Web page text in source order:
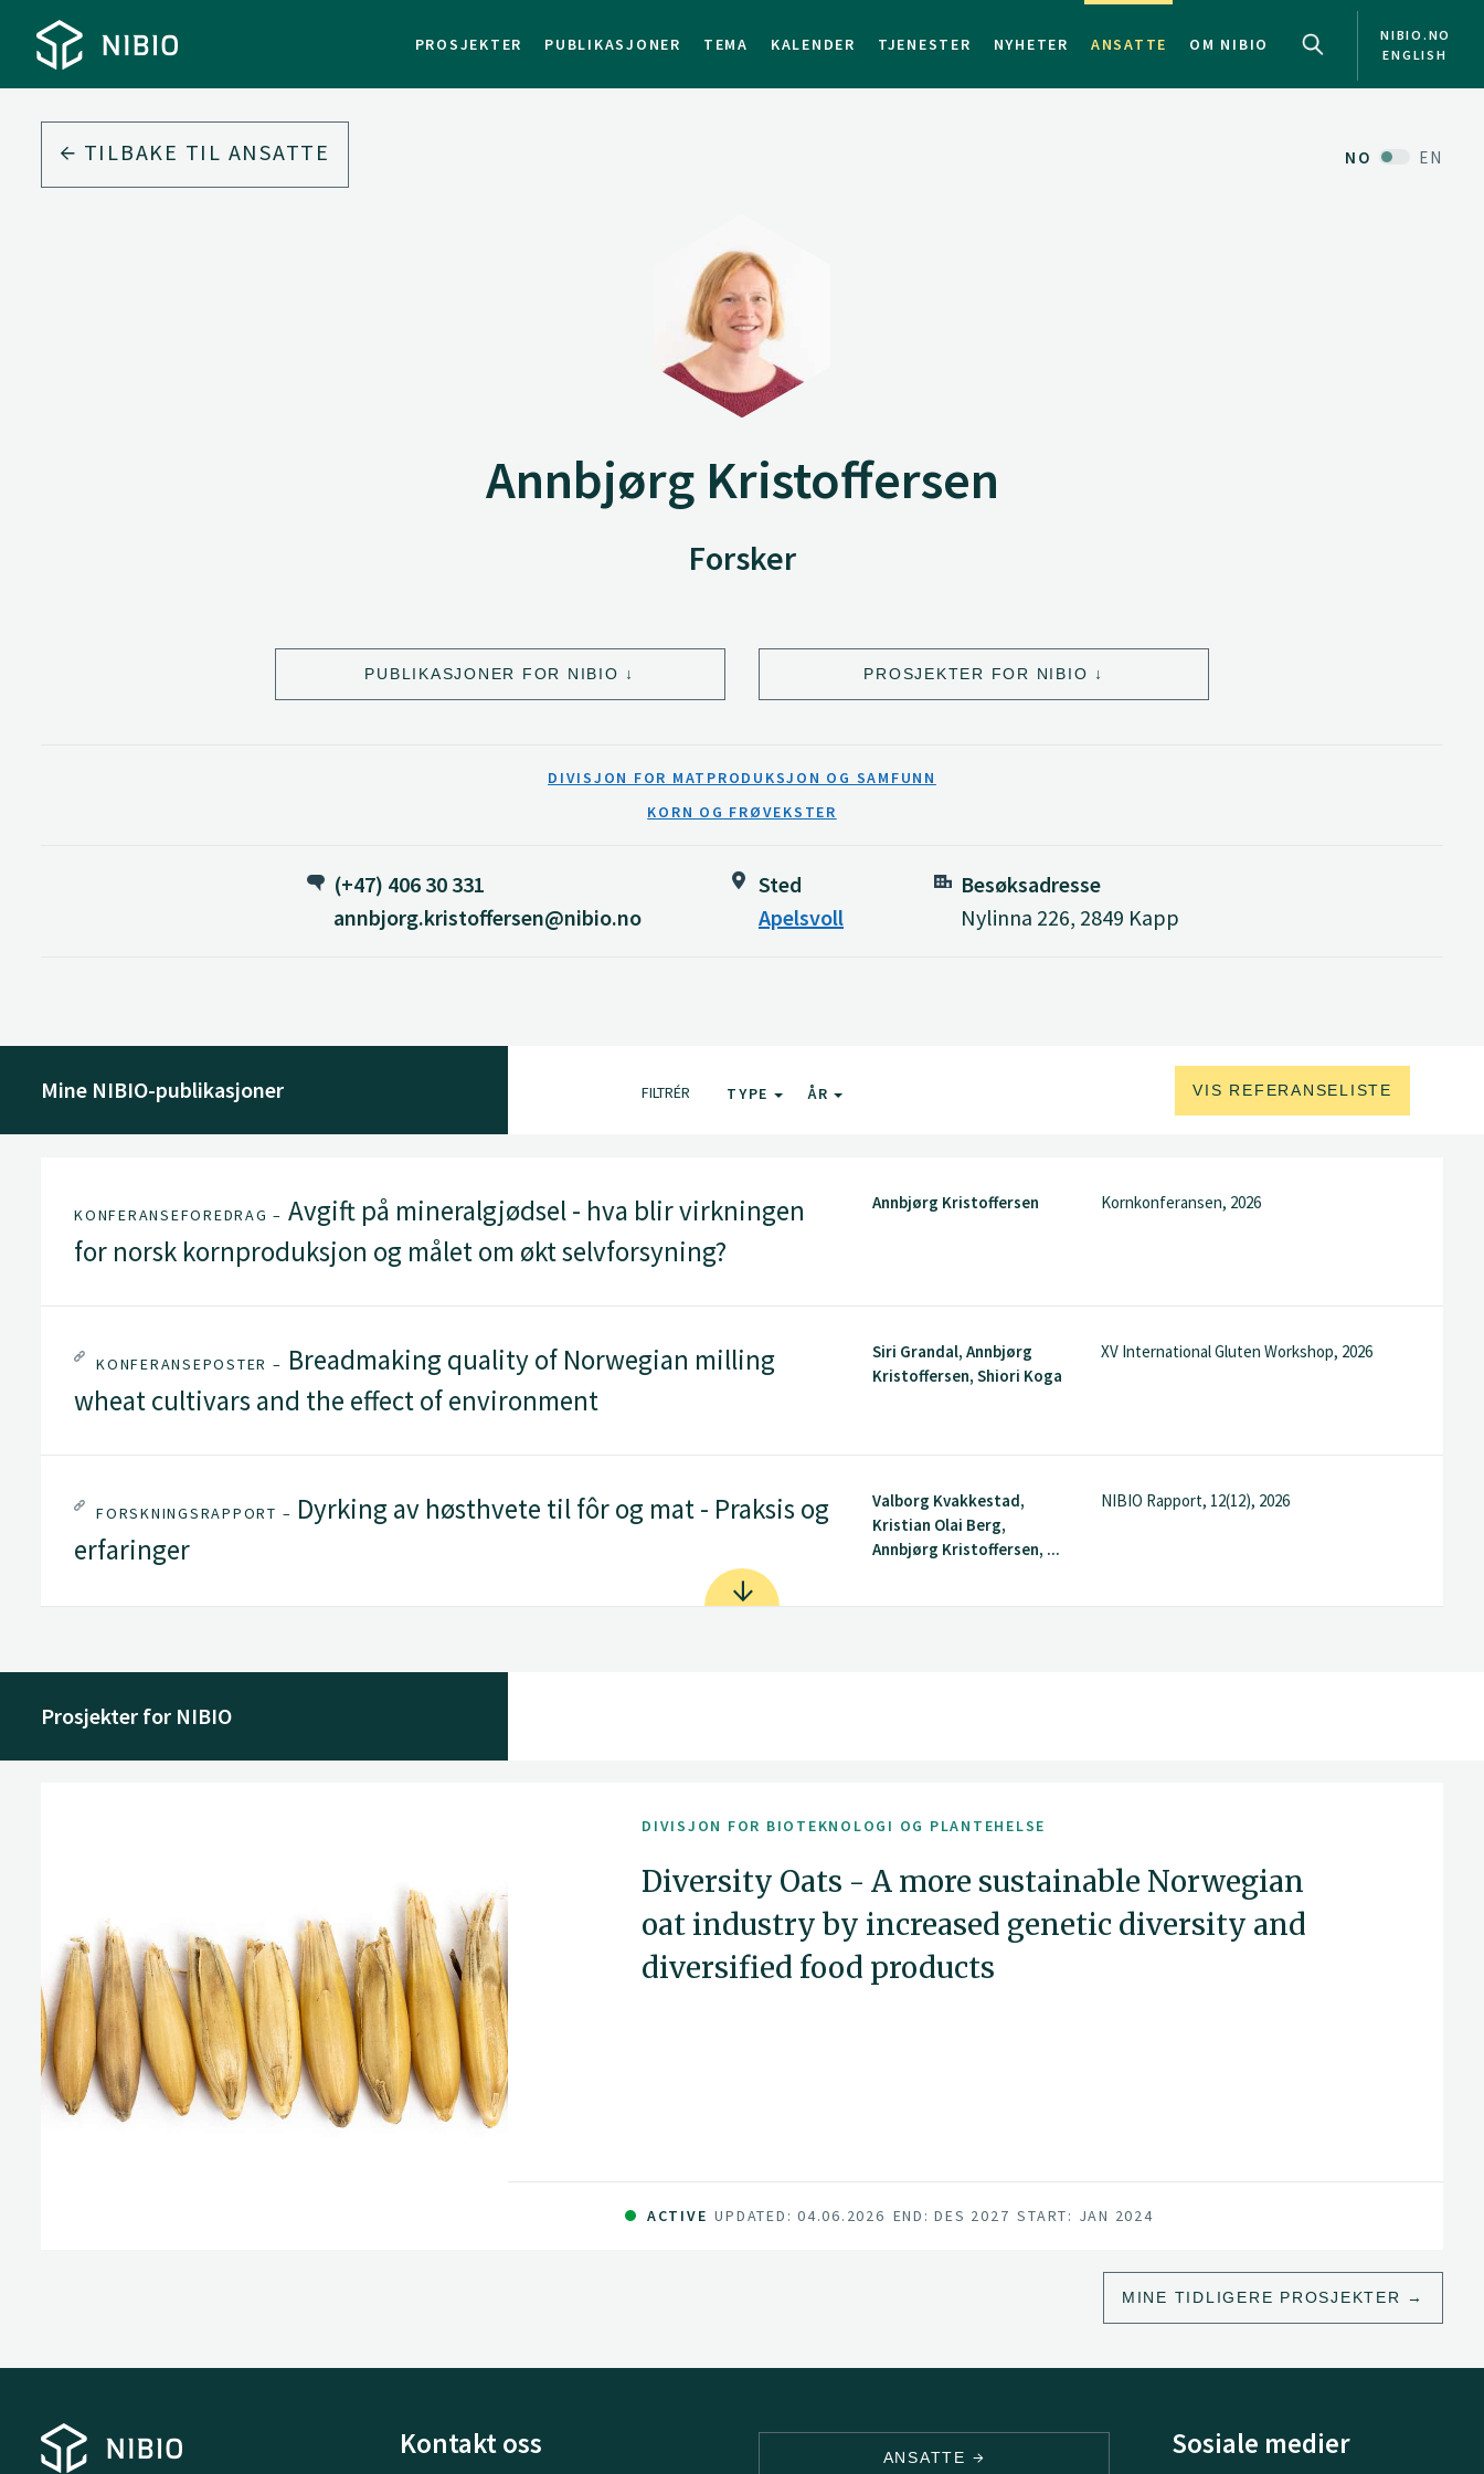
PROSJEKTER PUBLIKASJONER TEMA KALENDER TJENESTER NYHETER ANSATTE OM NIBIO
NIBIO.NO
ENGLISH
TILBAKE TIL ANSATTE NO EN
Annbjørg Kristoffersen
Forsker
PUBLIKASJONER FOR NIBIO PROSJEKTER FOR NIBIO
DIVISJON FOR MATPRODUKSJON OG SAMFUNN
KORN OG FRØVEKSTER
(+47) 406 30 331
annbjorg.kristoffersen@nibio.no
Sted
Apelsvoll
Besøksadresse
Nylinna 226, 2849 Kapp
Mine NIBIO-publikasjoner FILTRÉR TYPE ÅR VIS REFERANSELISTE
KONFERANSEFOREDRAG – Avgift på mineralgjødsel - hva blir virkningen
for norsk kornproduksjon og målet om økt selvforsyning?
Annbjørg Kristoffersen Kornkonferansen, 2026
KONFERANSEPOSTER – Breadmaking quality of Norwegian milling
wheat cultivars and the effect of environment
Siri Grandal, Annbjørg
Kristoffersen, Shiori Koga
XV International Gluten Workshop, 2026
FORSKNINGSRAPPORT – Dyrking av høsthvete til fôr og mat - Praksis og
erfaringer
Valborg Kvakkestad,
Kristian Olai Berg,
Annbjørg Kristoffersen, ...
NIBIO Rapport, 12(12), 2026
Prosjekter for NIBIO
DIVISJON FOR BIOTEKNOLOGI OG PLANTEHELSE
Diversity Oats - A more sustainable Norwegian
oat industry by increased genetic diversity and
diversified food products
ACTIVE UPDATED: 04.06.2026 END: DES 2027 START: JAN 2024
MINE TIDLIGERE PROSJEKTER
Kontakt oss ANSATTE Sosiale medier